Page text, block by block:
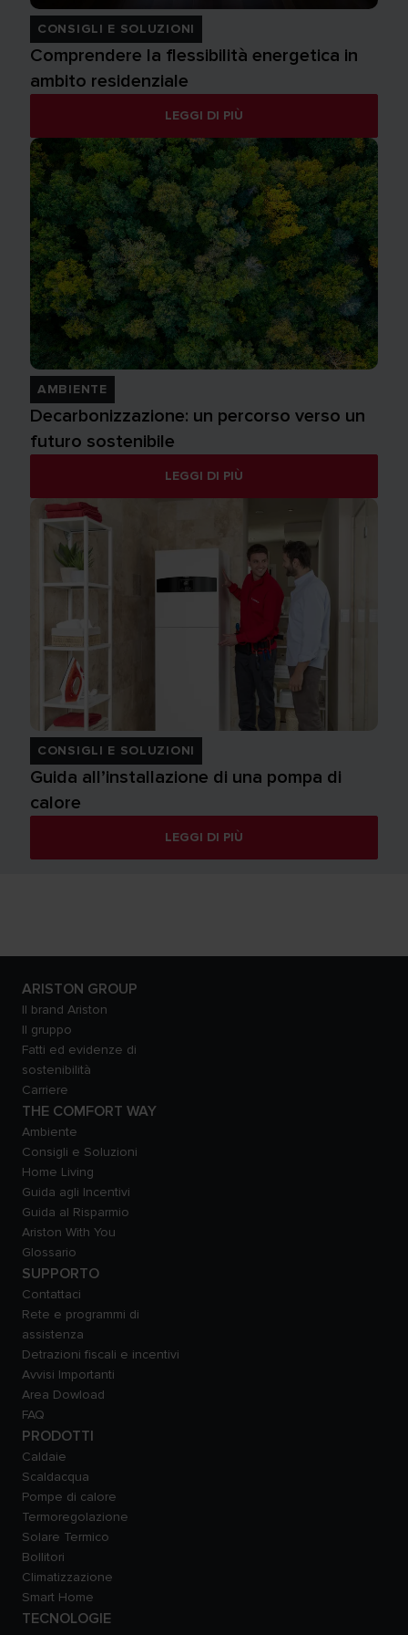
CONSIGLI E SOLUZIONI
Comprendere la flessibilità energetica in
ambito residenziale
LEGGI DI PIÙ
AMBIENTE
Decarbonizzazione: un percorso verso un
futuro sostenibile
LEGGI DI PIÙ
CONSIGLI E SOLUZIONI
Guida all’installazione di una pompa di
calore
LEGGI DI PIÙ
ARISTON GROUP
Il brand Ariston
Il gruppo
Fatti ed evidenze di
sostenibilità
Carriere
THE COMFORT WAY
Ambiente
Consigli e Soluzioni
Home Living
Guida agli Incentivi
Guida al Risparmio
Ariston With You
Glossario
SUPPORTO
Contattaci
Rete e programmi di
assistenza
Detrazioni fiscali e incentivi
Avvisi Importanti
Area Dowload
FAQ
PRODOTTI
Caldaie
Scaldacqua
Pompe di calore
Termoregolazione
Solare Termico
Bollitori
Climatizzazione
Smart Home
TECNOLOGIE